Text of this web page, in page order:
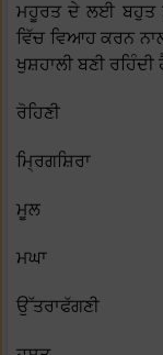
ਮਹੂਰਤ ਦੇ ਲਈ ਬਹੁਤ
ਵਿੱਚ ਵਿਆਹ ਕਰਨ
ਖੁਸ਼ਹਾਲੀ ਬਣੀ ਰਹਿੰਦੀ
ਰੋਹਿਣੀ
ਮ੍ਰਿਗਸ਼ਿਰਾ
ਮੂਲ
ਮਘਾ
ਉੱਤਰਾਫੱਗਣੀ